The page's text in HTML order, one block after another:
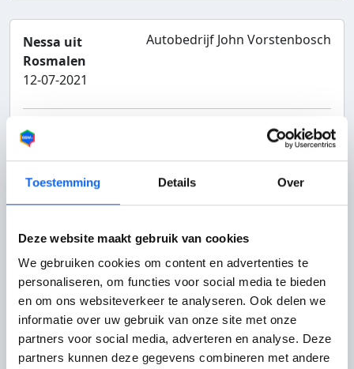
Toestemming Details Over
Deze website maakt gebruik van cookies
We gebruiken cookies om content en advertenties te
personaliseren, om functies voor social media te bieden
en om ons websiteverkeer te analyseren. Ook delen we
informatie over uw gebruik van onze site met onze
partners voor social media, adverteren en analyse. Deze
partners kunnen deze gegevens combineren met andere
Nessa uit
Rosmalen
12-07-2021
Autobedrijf John Vorstenbosch
Service
Klantvriendelijk
9
Bereikbaarheid
9
Totaalcijfer bedrijf:9
Aanbevolen door
Prima service na problemen met...
Prima service na problemen met de auto.
Vakkundig gemaakt en ondanks geen garantie te
hebben afgesloten toch onder de garantie laten
vallen. Vriendelijke mensen en prima uitleg.